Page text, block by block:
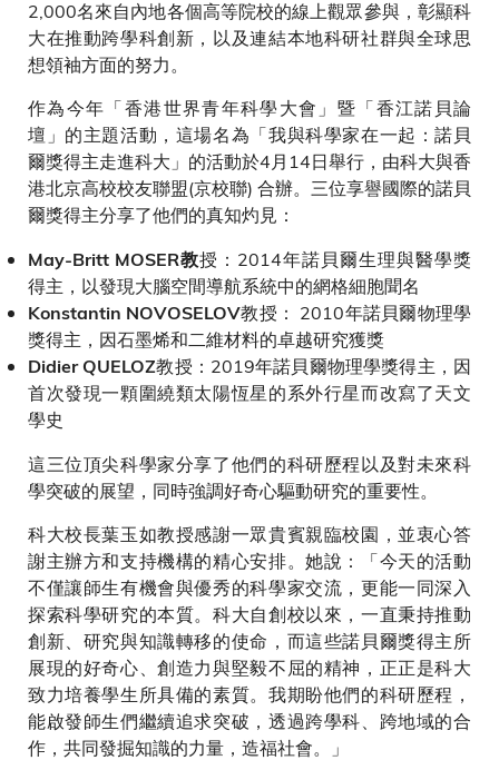
（右三）合照。
2,000名來自內地各個高等院校的線上觀眾參與，彰顯科
大在推動跨學科創新，以及連結本地科研社群與全球思
想領袖方面的努力。
作為今年「香港世界青年科學大會」暨「香江諾貝論
壇」的主題活動，這場名為「我與科學家在一起：諾貝
爾獎得主走進科大」的活動於4月14日舉行，由科大與香
港北京高校校友聯盟(京校聯) 合辦。三位享譽國際的諾貝
爾獎得主分享了他們的真知灼見：
May-Britt MOSER教授：2014年諾貝爾生理與醫學獎
得主，以發現大腦空間導航系統中的網格細胞聞名
Konstantin NOVOSELOV教授： 2010年諾貝爾物理學
獎得主，因石墨烯和二維材料的卓越研究獲獎
Didier QUELOZ教授：2019年諾貝爾物理學獎得主，因
首次發現一顆圍繞類太陽恆星的系外行星而改寫了天文
學史
這三位頂尖科學家分享了他們的科研歷程以及對未來科
學突破的展望，同時強調好奇心驅動研究的重要性。
科大校長葉玉如教授感謝一眾貴賓親臨校園，並衷心答
謝主辦方和支持機構的精心安排。她說：「今天的活動
不僅讓師生有機會與優秀的科學家交流，更能一同深入
探索科學研究的本質。科大自創校以來，一直秉持推動
創新、研究與知識轉移的使命，而這些諾貝爾獎得主所
展現的好奇心、創造力與堅毅不屈的精神，正正是科大
致力培養學生所具備的素質。我期盼他們的科研歷程，
能啟發師生們繼續追求突破，透過跨學科、跨地域的合
作，共同發掘知識的力量，造福社會。」